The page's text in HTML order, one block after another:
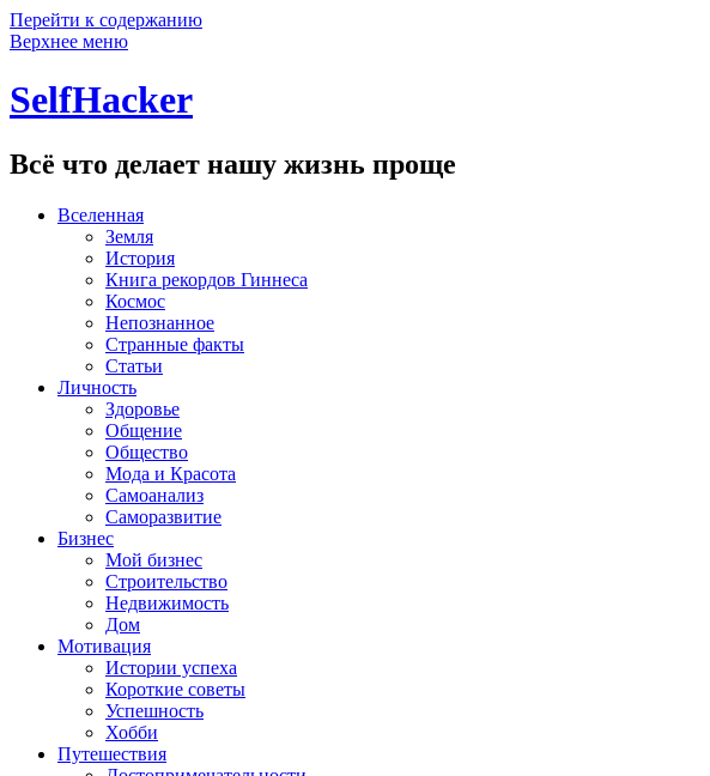
Перейти к содержанию
Верхнее меню
SelfHacker
Всё что делает нашу жизнь проще
Вселенная
Земля
История
Книга рекордов Гиннеса
Космос
Непознанное
Странные факты
Статьи
Личность
Здоровье
Общение
Общество
Мода и Красота
Самоанализ
Саморазвитие
Бизнес
Мой бизнес
Строительство
Недвижимость
Дом
Мотивация
Истории успеха
Короткие советы
Успешность
Хобби
Путешествия